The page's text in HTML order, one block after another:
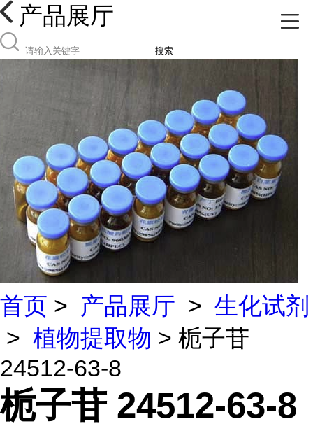
产品展厅
搜索
首页 > 产品展厅 > 生化试剂
> 植物提取物 > 栀子苷
24512-63-8
栀子苷 24512-63-8